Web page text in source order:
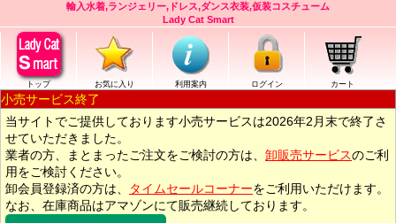
輸入水着,ランジェリー,ドレス,ダンス衣装,仮装コスチューム
Lady Cat Smart
トップ お気に入り 利用案内 ログイン カート
小売サービス終了
当サイトでご提供しております小売サービスは2026年2月末で終了さ
せていただきました。
業者の方、まとまったご注文をご検討の方は、 卸販売サービスのご利
用をご検討ください。
卸会員登録済の方は、
タイムセールコーナーをご利用いただけます。
なお、在庫商品はアマゾンにて販売継続しております。